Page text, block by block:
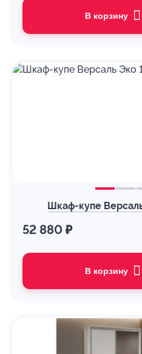
В корзину
Шкаф-купе
52 880 ₽
В корзину